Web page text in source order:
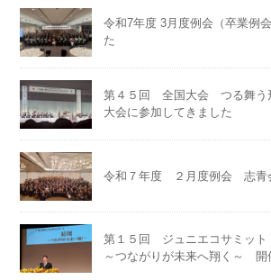
令和7年度 3月度例会（卒業例
た
第４５回 全国大会 つる舞う
大会に参加してきました
令和７年度 ２月度例会 志青
第１５回 ジュニエコサミット
～つながりが未来へ翔く～ 開